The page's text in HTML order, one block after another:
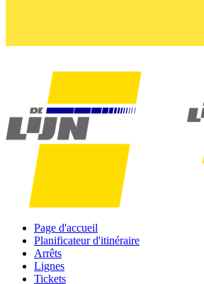
Page d'accueil
Planificateur d'itinéraire
Arrêts
Lignes
Tickets